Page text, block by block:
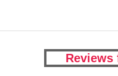
Reviews